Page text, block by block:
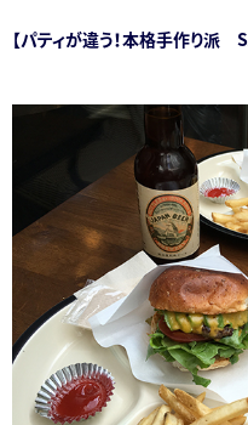
【パティが違う！本格手作り派